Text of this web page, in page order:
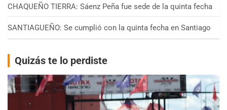
CHAQUEÑO TIERRA: Sáenz Peña fue sede de la quinta fecha
SANTIAGUEÑO: Se cumplió con la quinta fecha en Santiago
Quizás te lo perdiste